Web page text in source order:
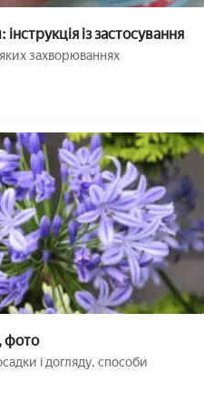
із застосування
захворюваннях
фото
і догляду, способи